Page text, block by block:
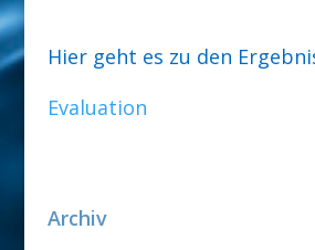
Hier geht es zu den
Evaluation
Archiv